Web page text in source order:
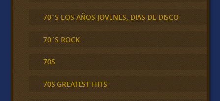
70´S LOS AÑOS JOVENES, DIAS DE DISCO
70´S ROCK
70S
70S GREATEST HITS